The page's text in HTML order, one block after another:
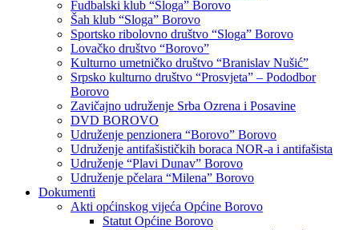
Fudbalski klub “Sloga” Borovo
Šah klub “Sloga” Borovo
Sportsko ribolovno društvo “Sloga” Borovo
Lovačko društvo “Borovo”
Kulturno umetničko društvo “Branislav Nušić”
Srpsko kulturno društvo “Prosvjeta” – Pododbor
Borovo
Zavičajno udruženje Srba Ozrena i Posavine
DVD BOROVO
Udruženje penzionera “Borovo” Borovo
Udruženje antifašističkih boraca NOR-a i antifašista
Udruženje “Plavi Dunav” Borovo
Udruženje pčelara “Milena” Borovo
Dokumenti
Akti općinskog vijeća Općine Borovo
Statut Općine Borovo